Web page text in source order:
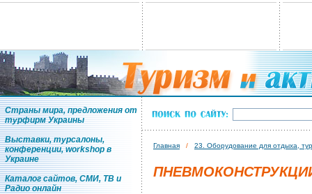
Страны мира, предложения от
турфирм Украины
Выставки, турсалоны,
конференции, workshop в
Украине
Каталог сайтов, СМИ, ТВ и
Радио онлайн
Главная / 23. Оборудование для отдыха,